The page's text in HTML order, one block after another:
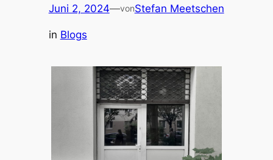
Juni 2, 2024—vonStefan Meetschen
in Blogs